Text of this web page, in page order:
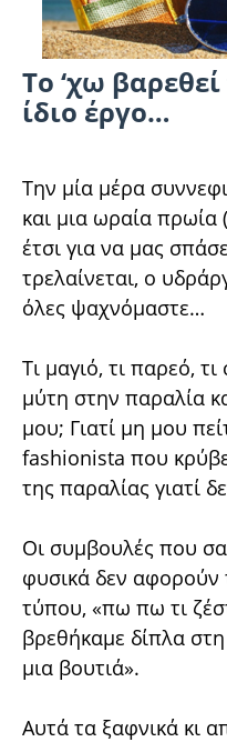
Το ‘χω
ίδιο έργο…
Την μία μέρα
και μια ωραία
έτσι για να μας
τρελαίνεται, ο
όλες ψαχνόμαστε…
Τι μαγιό, τι παρεό,
μύτη στην παραλία
μου; Γιατί μη μου
fashionista που
της παραλίας γιατί
Οι συμβουλές που
φυσικά δεν αφορούν
τύπου, «πω πω τι
βρεθήκαμε δίπλα
μια βουτιά».
Αυτά τα ξαφνικά κι